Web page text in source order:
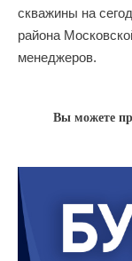
скважины на
района
менеджеров.
Вы можете